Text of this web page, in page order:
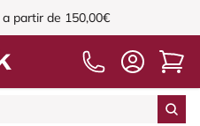
a partir de 150,00€